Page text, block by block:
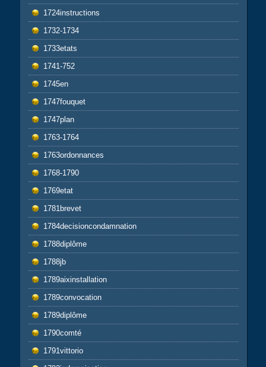
1724instructions
1732-1734
1733etats
1741-752
1745en
1747fouquet
1747plan
1763-1764
1763ordonnances
1768-1790
1769etat
1781brevet
1784decisioncondamnation
1788diplôme
1788jb
1789aixinstallation
1789convocation
1789diplôme
1790comté
1791vittorio